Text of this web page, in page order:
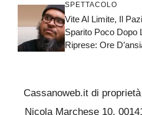
SPETTACOLO
Vite Al Limite, Il
Sparito Poco Dopo
Riprese: Ore
Cassanoweb.it di
Nicola Marchese 10,